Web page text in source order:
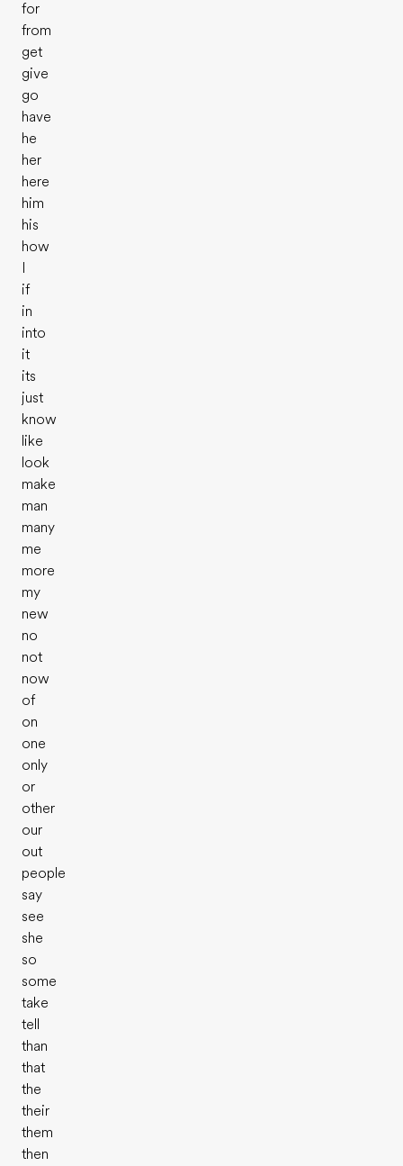
for
from
get
give
go
have
he
her
here
him
his
how
if
in
into
it
its
just
know
like
look
make
man
many
me
more
my
new
no
not
now
of
on
one
only
or
other
our
out
people
say
see
she
so
some
take
tell
than
that
the
their
them
then